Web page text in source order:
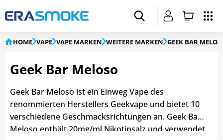
HOME VAPE VAPE MARKEN WEITERE MARKEN GEEK BAR
Geek Bar Meloso
Geek Bar Meloso ist ein Einweg Vape des
renommierten Herstellers Geekvape und bietet 10
verschiedene Geschmacksrichtungen an. Geek Bar
Meloso enthält 20mg/ml Nikotinsalz und verwendet